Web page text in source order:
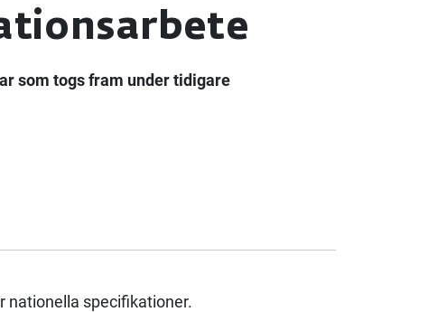
som togs fram under tidigare
nationella specifikationer.